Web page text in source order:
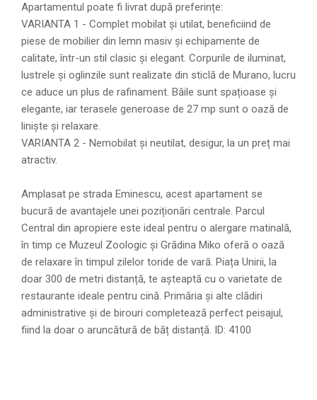
Apartamentul poate fi livrat după preferințe:
VARIANTA 1 - Complet mobilat și utilat, beneficiind de
piese de mobilier din lemn masiv și echipamente de
calitate, într-un stil clasic și elegant. Corpurile de iluminat,
lustrele și oglinzile sunt realizate din sticlă de Murano, lucru
ce aduce un plus de rafinament. Băile sunt spațioase și
elegante, iar terasele generoase de 27 mp sunt o oază de
liniște și relaxare.
VARIANTA 2 - Nemobilat și neutilat, desigur, la un preț mai
atractiv.
Amplasat pe strada Eminescu, acest apartament se
bucură de avantajele unei poziționări centrale. Parcul
Central din apropiere este ideal pentru o alergare matinală,
în timp ce Muzeul Zoologic și Grădina Miko oferă o oază
de relaxare în timpul zilelor toride de vară. Piața Unirii, la
doar 300 de metri distanță, te așteaptă cu o varietate de
restaurante ideale pentru cină. Primăria și alte clădiri
administrative și de birouri completează perfect peisajul,
fiind la doar o aruncătură de băț distanță. ID: 4100